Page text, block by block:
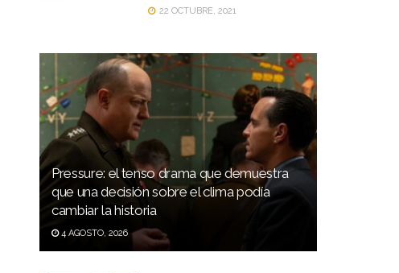
22 OCTUBRE, 2021
Pressure: el tenso drama que demuestra
que una decisión sobre el clima podía
cambiar la historia
4 AGOSTO, 2026